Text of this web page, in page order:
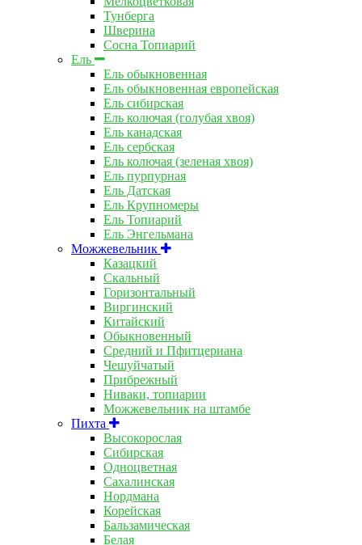
Тунберга
Шверина
Сосна Топиарий
Ель
Ель обыкновенная
Ель обыкновенная европейская
Ель сибирская
Ель колючая (голубая хвоя)
Ель канадская
Ель сербская
Ель колючая (зеленая хвоя)
Ель пурпурная
Ель Датская
Ель Крупномеры
Ель Топиарий
Ель Энгельмана
Можжевельник
Казацкий
Скальный
Горизонтальный
Виргинский
Китайский
Обыкновенный
Средний и Пфитцериана
Чешуйчатый
Прибрежный
Ниваки, топиарии
Можжевельник на штамбе
Пихта
Высокорослая
Сибирская
Одноцветная
Сахалинская
Нордмана
Корейская
Бальзамическая
Белая